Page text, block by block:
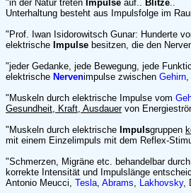
"in der Natur treten Impulse auf.. Blitze
Unterhaltung besteht aus Impulsfolge im
"Prof. Iwan Isidorowitsch Gunar: Hunderte
elektrische Impulse besitzen, die den
"jeder Gedanke, jede Bewegung, jede
elektrische Nervenimpulse zwischen Gehirn
"Muskeln durch elektrische Impulse vom
Gesundheit, Kraft, Ausdauervon
"Muskeln durch elektrische Impulsgruppen
mit einem Einzelimpuls mit dem Reflex-
"Schmerzen, Migräne etc. behandelbar
korrekte Intensität und Impulslänge
Antonio Meucci, Tesla Abrams Lakhovsky,